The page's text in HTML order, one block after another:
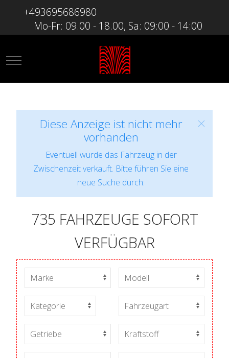
+493695686980
Mo-Fr: 09.00 - 18.00, Sa: 09:00 - 14:00
Mobile Menu Toggle
Diese Anzeige ist nicht mehr
vorhanden
Eventuell wurde das Fahrzeug in der
Zwischenzeit verkauft. Bitte führen Sie eine
neue Suche durch:
735 FAHRZEUGE SOFORT
VERFÜGBAR